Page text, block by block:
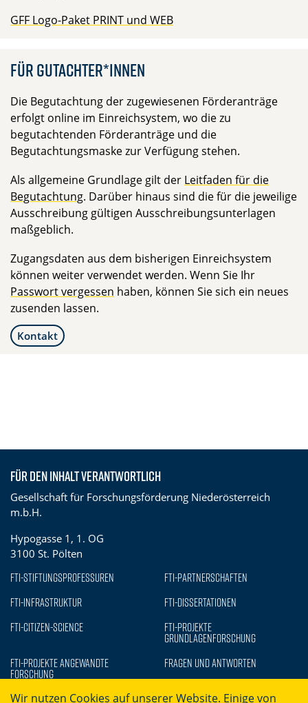
GFF Logo-Paket PRINT und WEB
Für Gutachter*innen
Die Begutachtung der zugewiesenen Förderanträge
erfolgt online im Einreichsystem, wo die zu
begutachtenden Förderanträge und die
Begutachtungsmaske zur Verfügung stehen.
Als allgemeine Grundlage gilt der Leitfaden für die
Begutachtung. Darüber hinaus sind die für die jeweilige
Ausschreibung gültigen Ausschreibungsunterlagen
maßgeblich.
Zugangsdaten aus dem bisherigen Einreichsystem
können weiter verwendet werden. Wenn Sie Ihr
Passwort vergessen haben, können Sie sich ein neues
zusenden lassen.
Kontakt
Für den Inhalt verantwortlich
Gesellschaft für Forschungsförderung Niederösterreich
m.b.H.
Hypogasse 1, 1. OG
3100 St. Pölten
FTI-Stiftungsprofessuren
FTI-Partnerschaften
FTI-Infrastruktur
FTI-Dissertationen
FTI-Citizen-Science
FTI-Projekte
Grundlagenforschung
FTI-Projekte Angewandte
Forschung
Fragen und Antworten
Wir nutzen Cookies auf unserer Website. Einige von